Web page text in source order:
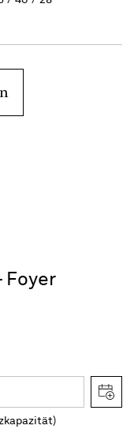
Foyer